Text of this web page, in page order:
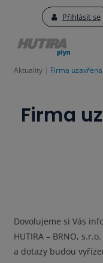
Přihlásit se
Aktuality Firma
Firma
Dovolujeme si Vás
HUTIRA – BRNO,
a dotazy budou